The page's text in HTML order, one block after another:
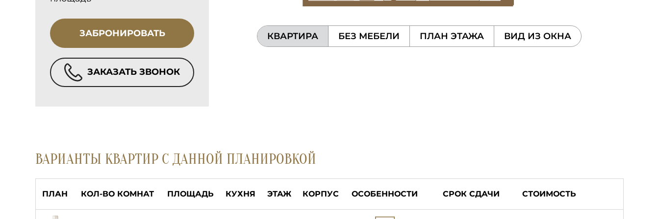
ЗАБРОНИРОВАТЬ
ЗАКАЗАТЬ ЗВОНОК
КВАРТИРА БЕЗ МЕБЕЛИ ПЛАН ЭТАЖА ВИД ИЗ ОКНА
ВАРИАНТЫ КВАРТИР С ДАННОЙ ПЛАНИРОВКОЙ
ПЛАН КОЛ-ВО КОМНАТ ПЛОЩАДЬ КУХНЯ ЭТАЖ КОРПУС ОСОБЕННОСТИ СРОК СДАЧИ СТОИМОСТЬ